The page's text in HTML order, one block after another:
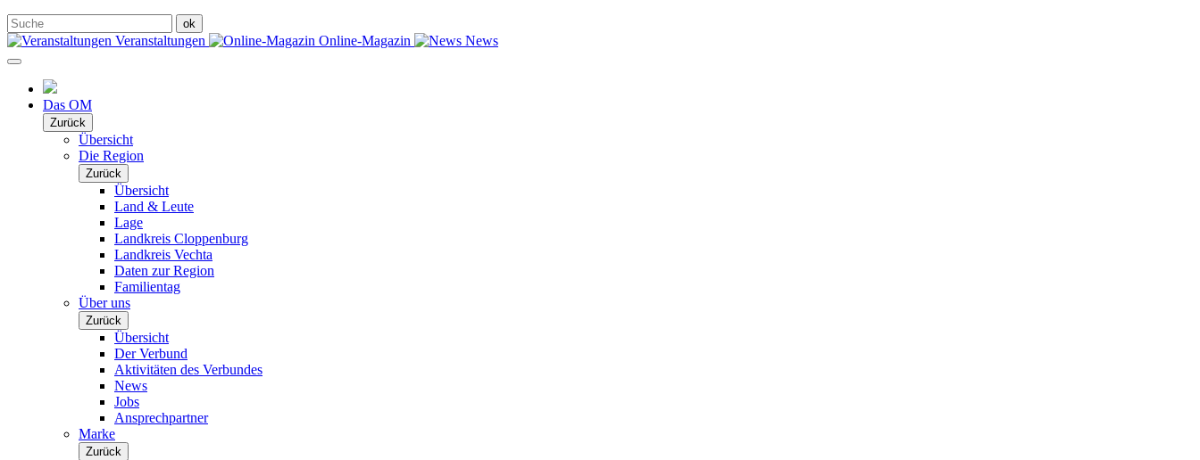
Veranstaltungen Online-Magazin News
Das OM
Zurück
Übersicht
Die Region
Zurück
Übersicht
Land & Leute
Lage
Landkreis Cloppenburg
Landkreis Vechta
Daten zur Region
Familientag
Über uns
Zurück
Übersicht
Der Verbund
Aktivitäten des Verbundes
News
Jobs
Ansprechpartner
Marke
Zurück